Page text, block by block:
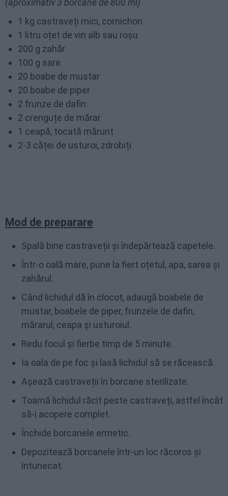
1 kg castraveți mici, cornichon
1 litru oțet de vin alb sau roşu
200 g zahăr
100 g sare
20 boabe de mustar
20 boabe de piper
2 frunze de dafin
2 crenguțe de mărar
1 ceapă, tocată mărunt
2-3 căței de usturoi, zdrobiți
Mod de preparare
Spală bine castraveții și îndepărtează capetele.
Într-o oală mare, pune la fiert oțetul, apa, sarea și
zahărul.
Când lichidul dă în clocot, adaugă boabele de
mustar, boabele de piper, frunzele de dafin,
mărarul, ceapa și usturoiul.
Redu focul și fierbe timp de 5 minute.
Ia oala de pe foc și lasă lichidul să se răcească.
Așează castraveții în borcane sterilizate.
Toarnă lichidul răcit peste castraveți, astfel încât
să-i acopere complet.
Închide borcanele ermetic.
Depozitează borcanele într-un loc răcoros și
întunecat.